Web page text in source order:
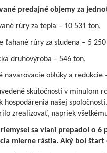
predajné objemy za
rúry za tepla – 10 531 ton,
ťahané rúry za studena – 5 250
druhovýroba – 546 ton,
navarovacie oblúky a redukcie
skutočnosti v minulom
hospodárenia našej
zrealizovať, napriek
sa vlani prepadol o 6
mierne rástla. Aký bol štart